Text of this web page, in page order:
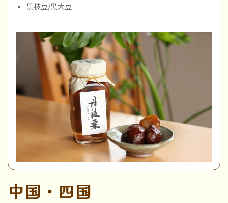
黒枝豆/黒大豆
中国・四国